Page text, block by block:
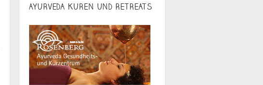
AYURVEDA KUREN UND RETREATS